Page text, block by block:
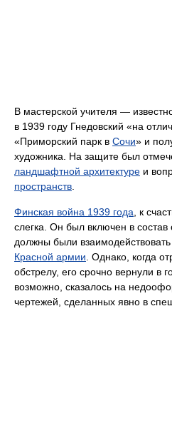
В мастерской учителя —
в 1939 году Гнедовский «на
«Приморский парк в Сочи» и
художника. На защите был
ландшафтной архитектуре и
пространств
Финская война 1939 года , к
слегка. Он был включен в
должны были
Красной армии . Однако, когда
обстрелу, его срочно вернули в
возможно, сказалось на
чертежей, сделанных явно в